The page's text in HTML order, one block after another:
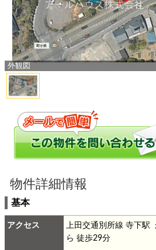
外観図
物件詳細情報
基本
アクセス
上田交通別所線 寺下駅 か
ら 徒歩29分